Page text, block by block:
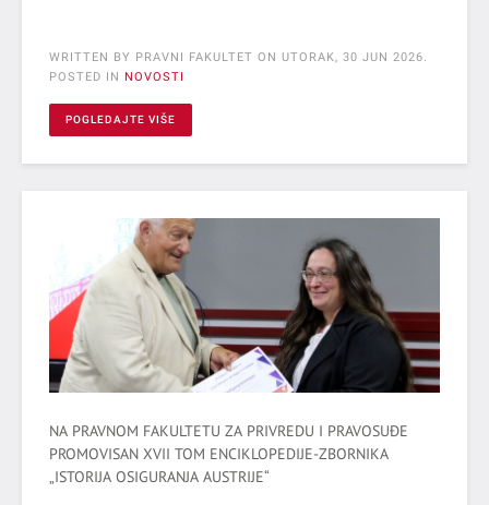
WRITTEN BY PRAVNI FAKULTET ON UTORAK, 30 JUN 2026.
POSTED IN NOVOSTI
POGLEDAJTE VIŠE
NA PRAVNOM FAKULTETU ZA PRIVREDU I PRAVOSUĐE
PROMOVISAN XVII TOM ENCIKLOPEDIJE-ZBORNIKA
„ISTORIJA OSIGURANJA AUSTRIJE“